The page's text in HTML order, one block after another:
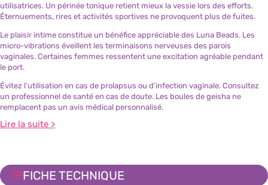
FICHE TECHNIQUE
utilisatrices. Un périnée tonique retient mieux la vessie lors des efforts.
Éternuements, rires et activités sportives ne provoquent plus de fuites.
Le plaisir intime constitue un bénéfice appréciable des Luna Beads. Les
micro-vibrations éveillent les terminaisons nerveuses des parois
vaginales. Certaines femmes ressentent une excitation agréable pendant
le port.
Évitez l’utilisation en cas de prolapsus ou d’infection vaginale. Consultez
un professionnel de santé en cas de doute. Les boules de geisha ne
remplacent pas un avis médical personnalisé.
Lire la suite >